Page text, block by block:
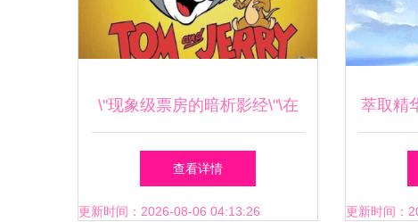
\"现象级票房的暗析影经\"\在
我编辑过程中的片名，恐怕全
发在这2017的高排名里既有几
查看详情
更新时间：2026-08-06 04:13:26
萃取精
天
产“两
更新时间：